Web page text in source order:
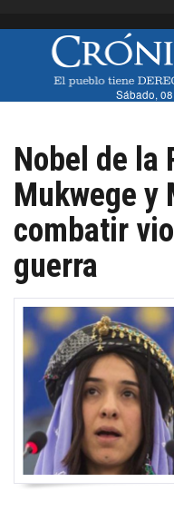
Sábado,
Nobel de la
Mukwege y
combatir
guerra